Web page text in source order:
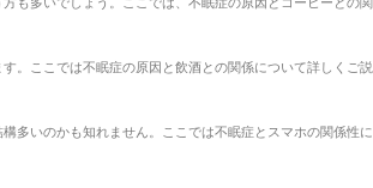
。ここでは不眠症の原因と飲酒との関係について詳しくご説
多いのかも知れません。ここでは不眠症とスマホの関係性に